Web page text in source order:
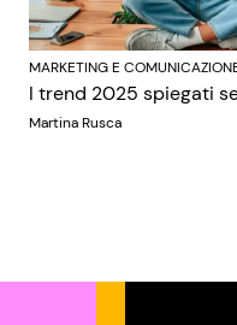
MARKETING E
I trend 2025 spiegati
Martina Rusca